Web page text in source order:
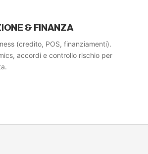
& FINANZA
(credito, POS, finanziamenti).
accordi e controllo rischio per